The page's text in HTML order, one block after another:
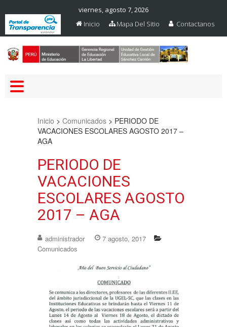
viernes, agosto 7, 2026
Inicio
Mapa Del Sitio Contactanos
Inicio >Comunicados > PERIODO DE
VACACIONES ESCOLARES AGOSTO 2017 –
AGA
PERIODO DE
VACACIONES
ESCOLARES AGOSTO
2017 – AGA
administrador
7 agosto, 2017
Comunicados